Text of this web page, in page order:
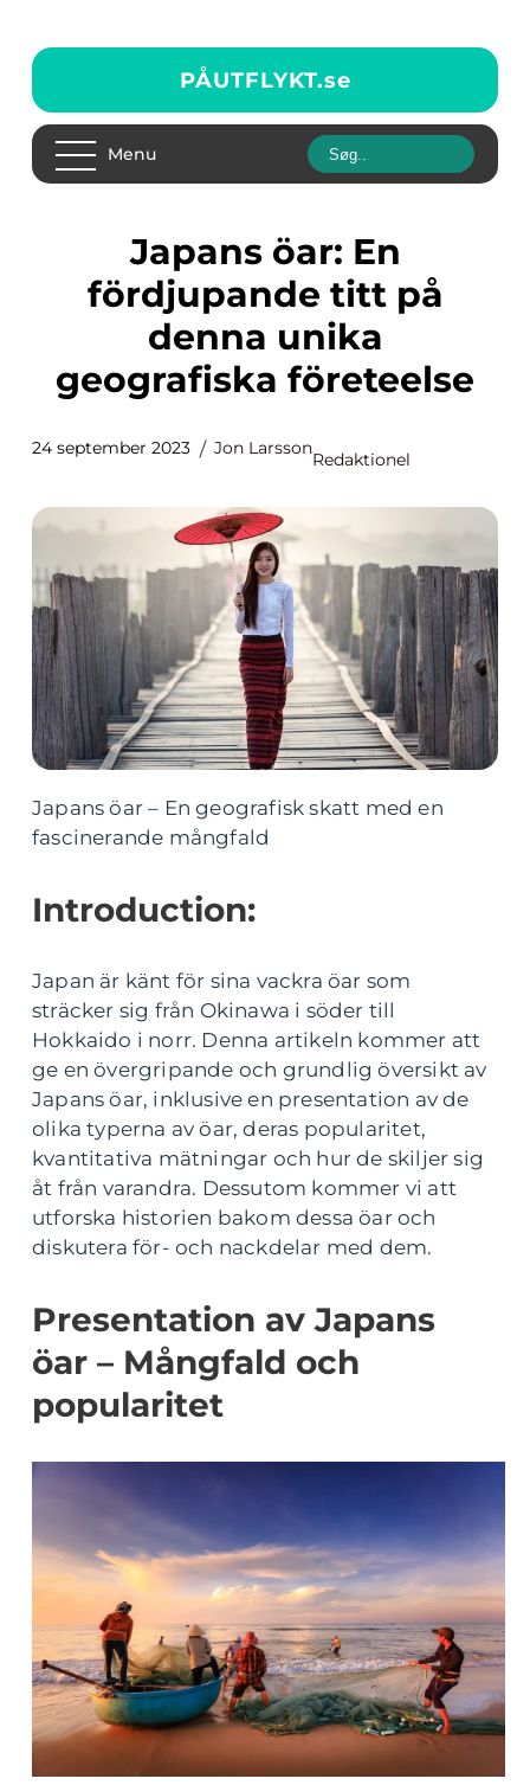
PÅUTFLYKT.se
Menu
Japans öar: En
fördjupande titt på
denna unika
geografiska företeelse
24 september 2023 Jon Larsson
Redaktionel
Japans öar – En geografisk skatt med en
fascinerande mångfald
Introduction:
Japan är känt för sina vackra öar som
sträcker sig från Okinawa i söder till
Hokkaido i norr. Denna artikeln kommer att
ge en övergripande och grundlig översikt av
Japans öar, inklusive en presentation av de
olika typerna av öar, deras popularitet,
kvantitativa mätningar och hur de skiljer sig
åt från varandra. Dessutom kommer vi att
utforska historien bakom dessa öar och
diskutera för- och nackdelar med dem.
Presentation av Japans
öar – Mångfald och
popularitet